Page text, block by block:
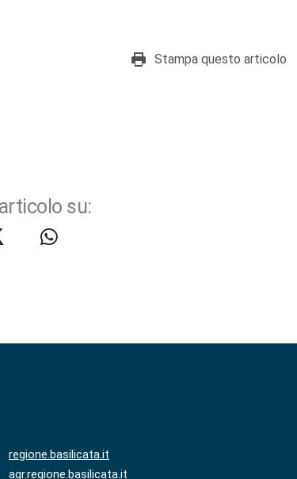
Stampa questo articolo
su:
regione.basilicata.it
agr.regione.basilicata.it